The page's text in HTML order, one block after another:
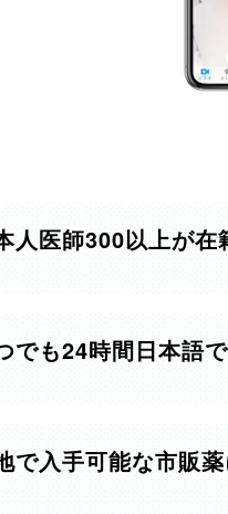
人医師300以上が
でも24時間日本語
で入手可能な市販